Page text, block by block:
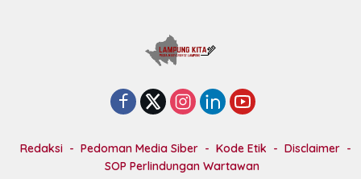
Redaksi Pedoman Media Siber Kode Etik
Disclaimer
SOP Perlindungan Wartawan